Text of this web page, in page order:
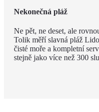
Nekonečná pláž
Ne pět, ne deset, ale
Tolik měří slavná pláž
čisté moře a kompletní
stejně jako více než 300